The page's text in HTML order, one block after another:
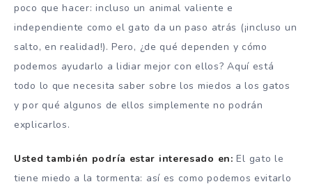
poco que hacer: incluso un animal valiente e
independiente como el gato da un paso atrás (¡incluso un
salto, en realidad!). Pero, ¿de qué dependen y cómo
podemos ayudarlo a lidiar mejor con ellos? Aquí está
todo lo que necesita saber sobre los miedos a los gatos
y por qué algunos de ellos simplemente no podrán
explicarlos.
Usted también podría estar interesado en: El gato le
tiene miedo a la tormenta: así es como podemos evitarlo